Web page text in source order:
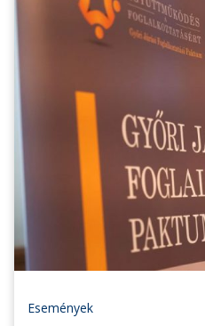
Események